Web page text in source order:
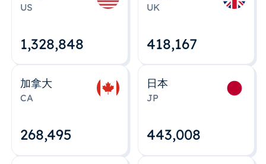
US
1,328,848
UK
418,167
加拿大
CA
268,495
日本
JP
443,008